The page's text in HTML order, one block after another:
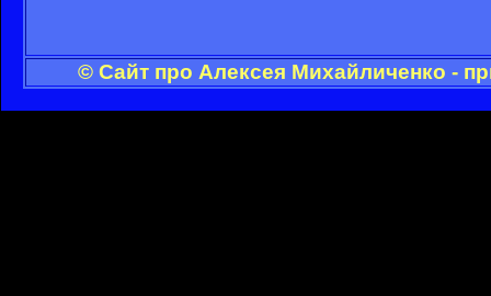
© Сайт про Алексея Михайличенко -